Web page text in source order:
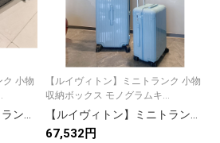
ク 小物
【ルイヴィトン】ミニトランク 小物
収納ボックス モノグラムキ...
67,532円